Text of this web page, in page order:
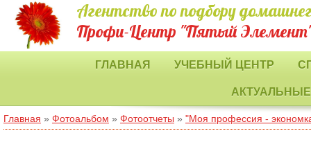
Агентство по подбору
Профи-Центр "Пятый
ГЛАВНАЯ УЧЕБНЫЙ ЦЕНТР
Главная » Фотоальбом » Фотоотчеты » "Моя профессия -